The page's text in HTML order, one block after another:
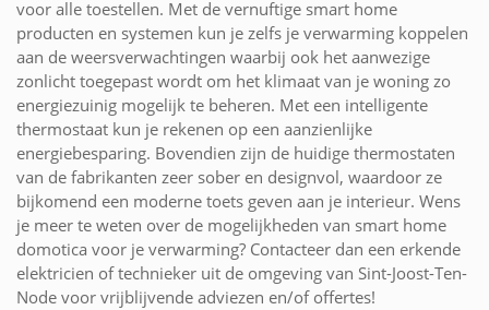
voor alle toestellen. Met de vernuftige smart home
producten en systemen kun je zelfs je verwarming koppelen
aan de weersverwachtingen waarbij ook het aanwezige
zonlicht toegepast wordt om het klimaat van je woning zo
energiezuinig mogelijk te beheren. Met een intelligente
thermostaat kun je rekenen op een aanzienlijke
energiebesparing. Bovendien zijn de huidige thermostaten
van de fabrikanten zeer sober en designvol, waardoor ze
bijkomend een moderne toets geven aan je interieur. Wens
je meer te weten over de mogelijkheden van smart home
domotica voor je verwarming? Contacteer dan een erkende
elektricien of technieker uit de omgeving van Sint-Joost-Ten-
Node voor vrijblijvende adviezen en/of offertes!